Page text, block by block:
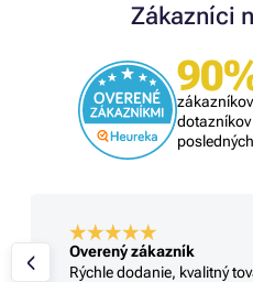
Zákazníci
Overený zákazník
Rýchle dodanie, kvalitný